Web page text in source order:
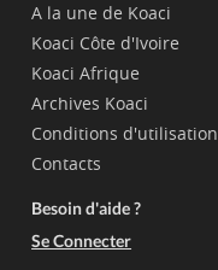
A la une de Koaci
Koaci Côte d'Ivoire
Koaci Afrique
Archives Koaci
Conditions d'utilisation
Contacts
Besoin d'aide ?
Se Connecter